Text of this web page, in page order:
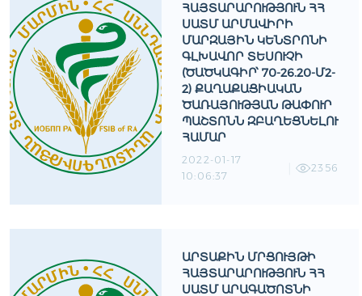
ՀԱՅՏԱՐԱՐՈՒԹՅՈՒՆ ՀՀ
ՍԱՏՄ ԱՐՄԱՎԻՐԻ
ՄԱՐԶԱՅԻՆ ԿԵՆՏՐՈՆԻ
ԳԼԽԱՎՈՐ ՏԵՍՈՒՉԻ
(ԾԱԾԿԱԳԻՐ՝ 70-26.20-Մ2-
2) ՔԱՂԱՔԱՑԻԱԿԱՆ
ԾԱՌԱՅՈՒԹՅԱՆ ԹԱՓՈՒՐ
ՊԱՇՏՈՆՆ ԶԲԱՂԵՑՆԵԼՈՒ
ՀԱՄԱՐ
2022-01-17
10:06:37
2356
ԱՐՏԱՔԻՆ ՄՐՑՈՒՅԹԻ
ՀԱՅՏԱՐԱՐՈՒԹՅՈՒՆ ՀՀ
ՍԱՏՄ ԱՐԱԳԱԾՈՏՆԻ